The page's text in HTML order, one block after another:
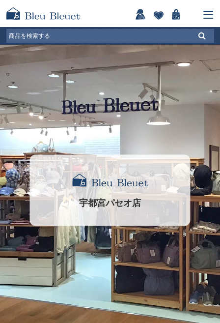
宇都宮パセオ店